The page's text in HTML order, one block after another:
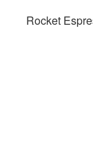
Rocket